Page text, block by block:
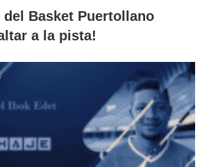
del Basket Puertollano
a la pista!